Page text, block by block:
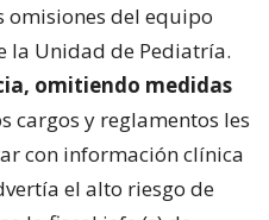
omisiones del equipo
la Unidad de Pediatría.
omitiendo medidas
cargos y reglamentos les
con información clínica
el alto riesgo de